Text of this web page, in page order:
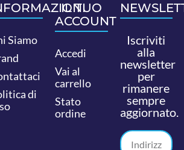
Siamo
di
IL TUO
ACCOUNT
Accedi
Vai al
carrello
Stato
ordine
Iscriviti
alla
newsletter
per
rimanere
sempre
aggiornato.